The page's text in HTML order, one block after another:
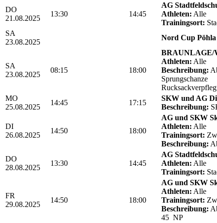
DO
21.08.2025
13:30 14:45
AG
Athleten: Alle
Trainingsort:
SA
23.08.2025
Nord Cup Pöhla
SA
23.08.2025
08:15 18:00
BRAUNLAGE/
Athleten: Alle
Beschreibung:
Sprungschanze
MO
25.08.2025
14:45 17:15
SKW und AG
Beschreibung:
DI
26.08.2025
14:50 18:00
AG und SKW
Athleten: Alle
Trainingsort:
Beschreibung:
DO
28.08.2025
13:30 14:45
AG
Athleten: Alle
Trainingsort:
FR
29.08.2025
14:50 18:00
AG und SKW
Athleten: Alle
Trainingsort:
Beschreibung:
45 NP